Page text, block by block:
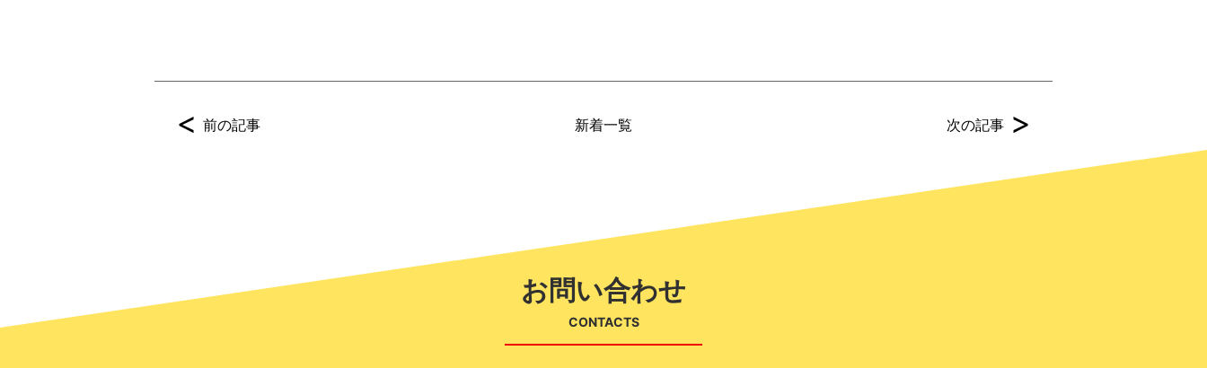
< 前の記事 新着一覧 次の記事 >
お問い合わせ
CONTACTS